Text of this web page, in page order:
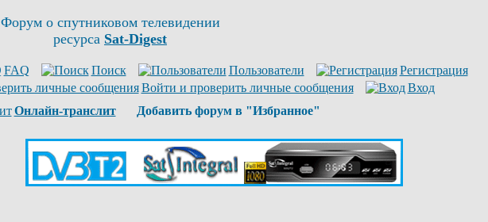
Форум о спутниковом телевидении
ресурса Sat-Digest
FAQ Поиск Пользователи
Регистрация
Войти и проверить личные сообщения
Вход
Онлайн-транслит
Добавить форум в "Избранное"